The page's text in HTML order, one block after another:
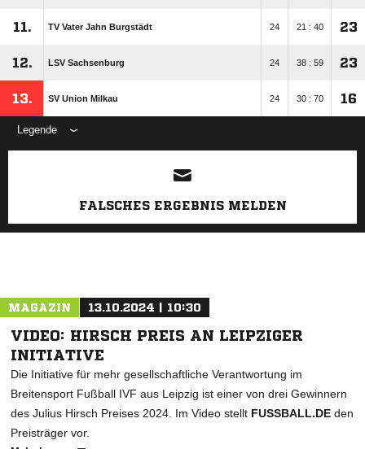
11. TV Vater Jahn Burgstädt 24 21 : 40 23
12. LSV Sachsenburg 24 38 : 59 23
13. SV Union Milkau 24 30 : 70 16
Legende
ANZEIGE
FALSCHES ERGEBNIS MELDEN
MAGAZIN 13.10.2024 | 10:30
VIDEO: HIRSCH PREIS AN LEIPZIGER
INITIATIVE
Die Initiative für mehr gesellschaftliche Verantwortung im
Breitensport Fußball IVF aus Leipzig ist einer von drei Gewinnern
des Julius Hirsch Preises 2024. Im Video stellt FUSSBALL.DE den
Preisträger vor.